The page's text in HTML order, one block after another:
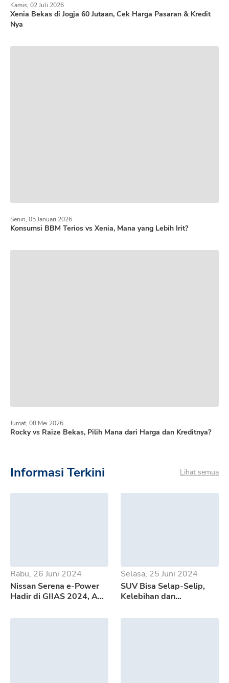
Xenia Bekas di Jogja 60 Jutaan, Cek Harga Pasaran & Kredit
Nya
Kamis, 02 Juli 2026
Konsumsi BBM Terios vs Xenia, Mana yang Lebih Irit?
Senin, 05 Januari 2026
Rocky vs Raize Bekas, Pilih Mana dari Harga dan Kreditnya?
Jumat, 08 Mei 2026
Informasi Terkini Lihat semua
Rabu, 26 Juni 2024
Nissan Serena e-Power
Hadir di GIIAS 2024, Apa
Selasa, 25 Juni 2024
SUV Bisa Selap-Selip,
Kelebihan dan
500